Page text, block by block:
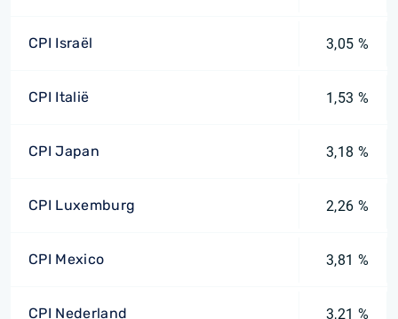
CPI Israël 3,05 %
CPI Italië 1,53 %
CPI Japan 3,18 %
CPI Luxemburg 2,26 %
CPI Mexico 3,81 %
CPI Nederland 3,21 %